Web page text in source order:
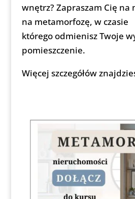
wnętrz? Zapraszam Cię na
na metamorfozę, w czasie
którego odmienisz Twoje
pomieszczenie.
Więcej szczegółów